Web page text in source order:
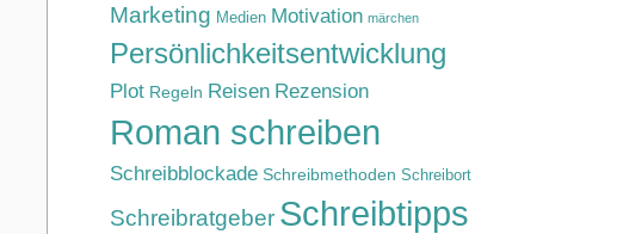
Marketing Medien Motivation märchen
Persönlichkeitsentwicklung
Plot Regeln Reisen Rezension
Roman schreiben
Schreibblockade Schreibmethoden Schreibort
Schreibratgeber Schreibtipps